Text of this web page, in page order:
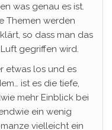
was genau es ist.
Themen werden
so dass man das
gegriffen wird.
etwas los und es
ist es die tiefe,
mehr Einblick bei
ein wenig
vielleicht ein